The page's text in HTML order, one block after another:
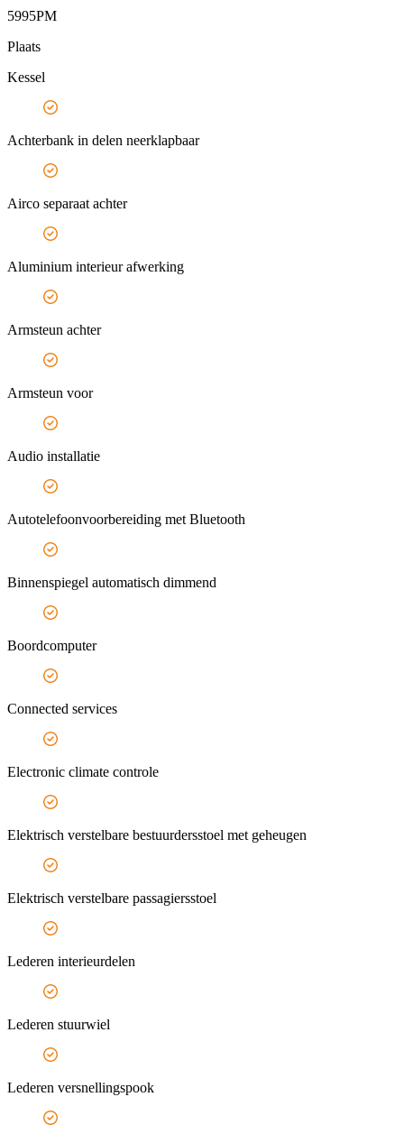
5995PM
Plaats
Kessel
Achterbank in delen neerklapbaar
Airco separaat achter
Aluminium interieur afwerking
Armsteun achter
Armsteun voor
Audio installatie
Autotelefoonvoorbereiding met Bluetooth
Binnenspiegel automatisch dimmend
Boordcomputer
Connected services
Electronic climate controle
Elektrisch verstelbare bestuurdersstoel met geheugen
Elektrisch verstelbare passagiersstoel
Lederen interieurdelen
Lederen stuurwiel
Lederen versnellingspook